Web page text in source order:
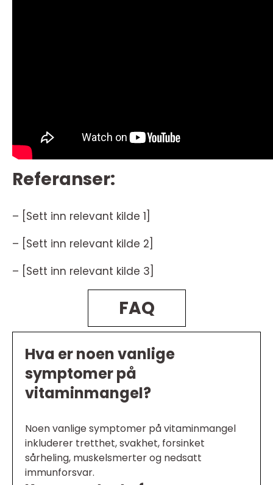
Referanser:
– [Sett inn relevant kilde 1]
– [Sett inn relevant kilde 2]
– [Sett inn relevant kilde 3]
FAQ
Hva er noen vanlige
symptomer på
vitaminmangel?
Noen vanlige symptomer på vitaminmangel
inkluderer tretthet, svakhet, forsinket
sårheling, muskelsmerter og nedsatt
immunforsvar.